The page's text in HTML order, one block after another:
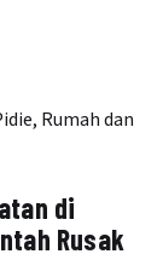
di
Rusak